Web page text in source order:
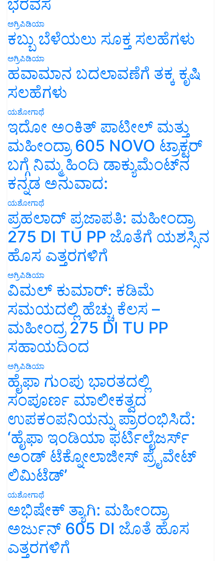
ಭರವಸೆ
ಅಗ್ರಿಪಿಡಿಯಾ
ಕಬ್ಬು ಬೆಳೆಯಲು ಸೂಕ್ತ ಸಲಹೆಗಳು
ಅಗ್ರಿಪಿಡಿಯಾ
ಹವಾಮಾನ ಬದಲಾವಣೆಗೆ ತಕ್ಕ ಕೃಷಿ
ಸಲಹೆಗಳು
ಯಶೋಗಾಥೆ
ಇದೋ ಅಂಕಿತ್ ಪಾಟೀಲ್ ಮತ್ತು
ಮಹೀಂದ್ರಾ 605 NOVO ಟ್ರಾಕ್ಟರ್
ಬಗ್ಗೆ ನಿಮ್ಮ ಹಿಂದಿ ಡಾಕ್ಯುಮೆಂಟ್‌ನ
ಕನ್ನಡ ಅನುವಾದ:
ಯಶೋಗಾಥೆ
ಪ್ರಹಲಾದ್ ಪ್ರಜಾಪತಿ: ಮಹೀಂದ್ರಾ
275 DI TU PP ಜೊತೆಗೆ ಯಶಸ್ಸಿನ
ಹೊಸ ಎತ್ತರಗಳಿಗೆ
ಅಗ್ರಿಪಿಡಿಯಾ
ವಿಮಲ್ ಕುಮಾರ್: ಕಡಿಮೆ
ಸಮಯದಲ್ಲಿ ಹೆಚ್ಚು ಕೆಲಸ –
ಮಹೀಂದ್ರ 275 DI TU PP
ಸಹಾಯದಿಂದ
ಅಗ್ರಿಪಿಡಿಯಾ
ಹೈಫಾ ಗುಂಪು ಭಾರತದಲ್ಲಿ
ಸಂಪೂರ್ಣ ಮಾಲೀಕತ್ವದ
ಉಪಕಂಪನಿಯನ್ನು ಪ್ರಾರಂಭಿಸಿದೆ:
‘ಹೈಫಾ ಇಂಡಿಯಾ ಫರ್ಟಿಲೈಜರ್ಸ್
ಅಂಡ್ ಟೆಕ್ನೋಲಾಜೀಸ್ ಪ್ರೈವೇಟ್
ಲಿಮಿಟೆಡ್’
ಯಶೋಗಾಥೆ
ಅಭಿಷೇಕ್ ತ್ಯಾಗಿ: ಮಹೀಂದ್ರಾ
ಅರ್ಜುನ್ 605 DI ಜೊತೆ ಹೊಸ
ಎತ್ತರಗಳಿಗೆ